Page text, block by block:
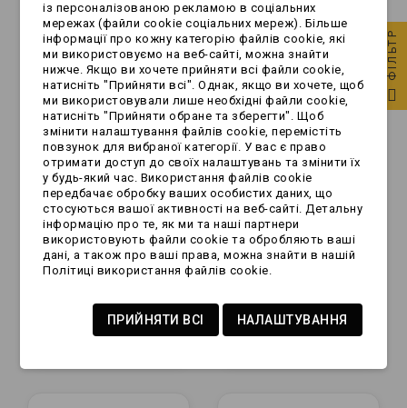
159,99 zł 128,99 zł
Felga - R13 | 4x98 |
99,99 zł
Felga - R13 | 4x100 |
99,99 zł
ФІЛЬТР
із персоналізованою рекламою в соціальних
мережах (файли cookie соціальних мереж). Більше
інформації про кожну категорію файлів cookie, які
ми використовуємо на веб-сайті, можна знайти
нижче. Якщо ви хочете прийняти всі файли cookie,
натисніть "Прийняти всі". Однак, якщо ви хочете, щоб
ми використовували лише необхідні файли cookie,
натисніть "Прийняти обране та зберегти". Щоб
змінити налаштування файлів cookie, перемістіть
повзунок для вибраної категорії. У вас є право
отримати доступ до своїх налаштувань та змінити їх
у будь-який час. Використання файлів cookie
передбачає обробку ваших особистих даних, що
стосуються вашої активності на веб-сайті. Детальну
інформацію про те, як ми та наші партнери
використовують файли cookie та обробляють ваші
дані, а також про ваші права, можна знайти в нашій
Політиці використання файлів cookie.
НАЛАШТУВАННЯ
ПРИЙНЯТИ ВСІ